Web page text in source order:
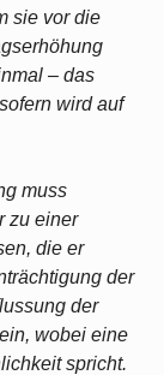
sie vor die
– das
wird auf
muss
zu einer
die er
der
der
wobei eine
spricht.